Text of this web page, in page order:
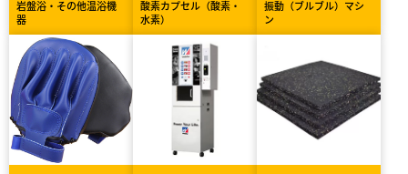
岩盤浴・その他温浴機
器
酸素カプセル（酸素・
水素）
振動（ブルブル）マシ
ン